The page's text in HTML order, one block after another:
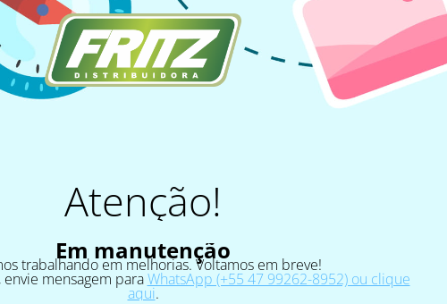
Atenção!
Em manutenção
trabalhando em melhorias. Voltamos em breve!
mensagem paraWhatsApp (+55 47 99262-8952) ou clique
aqui.